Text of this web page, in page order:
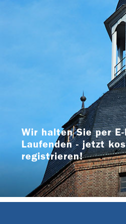
Wir halten Sie per
Laufenden - jetzt
registrieren!